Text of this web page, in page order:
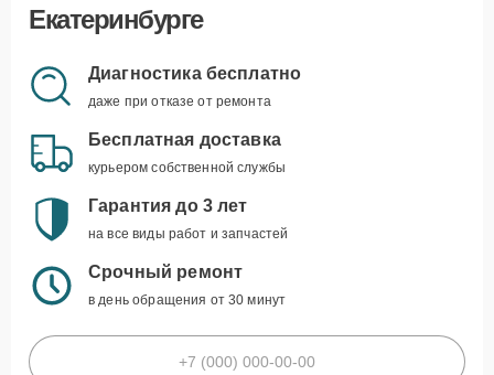
Екатеринбурге
Диагностика бесплатно
даже при отказе от ремонта
Бесплатная доставка
курьером собственной службы
Гарантия до 3 лет
на все виды работ и запчастей
Срочный ремонт
в день обращения от 30 минут